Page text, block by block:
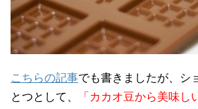
こちらの記事でも書きましたが、シ
とつとして、
「カカオ豆から美味し